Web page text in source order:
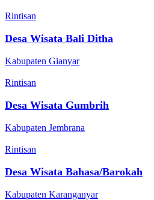
Rintisan
Desa Wisata Bali Ditha
Kabupaten Gianyar
Rintisan
Desa Wisata Gumbrih
Kabupaten Jembrana
Rintisan
Desa Wisata Bahasa/Barokah
Kabupaten Karanganyar